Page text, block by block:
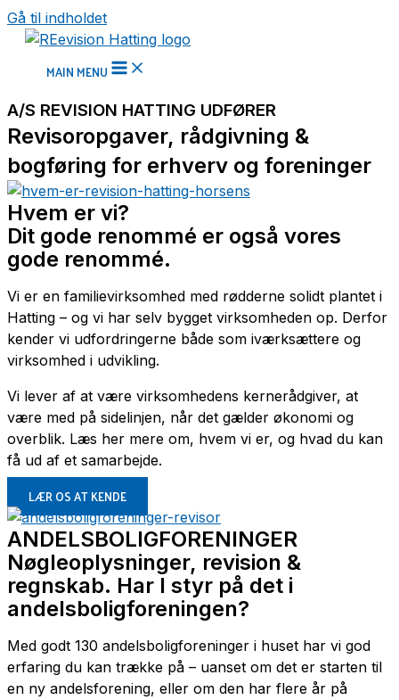
Gå til indholdet
MAIN MENU
A/S REVISION HATTING UDFØRER
Revisoropgaver, rådgivning &
bogføring for erhverv og foreninger
Hvem er vi?
Dit gode renommé er også vores
gode renommé.
Vi er en familievirksomhed med rødderne solidt plantet i
Hatting – og vi har selv bygget virksomheden op. Derfor
kender vi udfordringerne både som iværksættere og
virksomhed i udvikling.
Vi lever af at være virksomhedens kernerådgiver, at
være med på sidelinjen, når det gælder økonomi og
overblik. Læs her mere om, hvem vi er, og hvad du kan
få ud af et samarbejde.
LÆR OS AT KENDE
ANDELSBOLIGFORENINGER
Nøgleoplysninger, revision &
regnskab. Har I styr på det i
andelsboligforeningen?
Med godt 130 andelsboligforeninger i huset har vi god
erfaring du kan trække på – uanset om det er starten til
en ny andelsforening, eller om den har flere år på